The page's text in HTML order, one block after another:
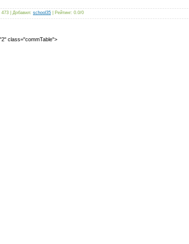
473 Добавил: school35 Рейтинг: 0.0/0
class="commTable">